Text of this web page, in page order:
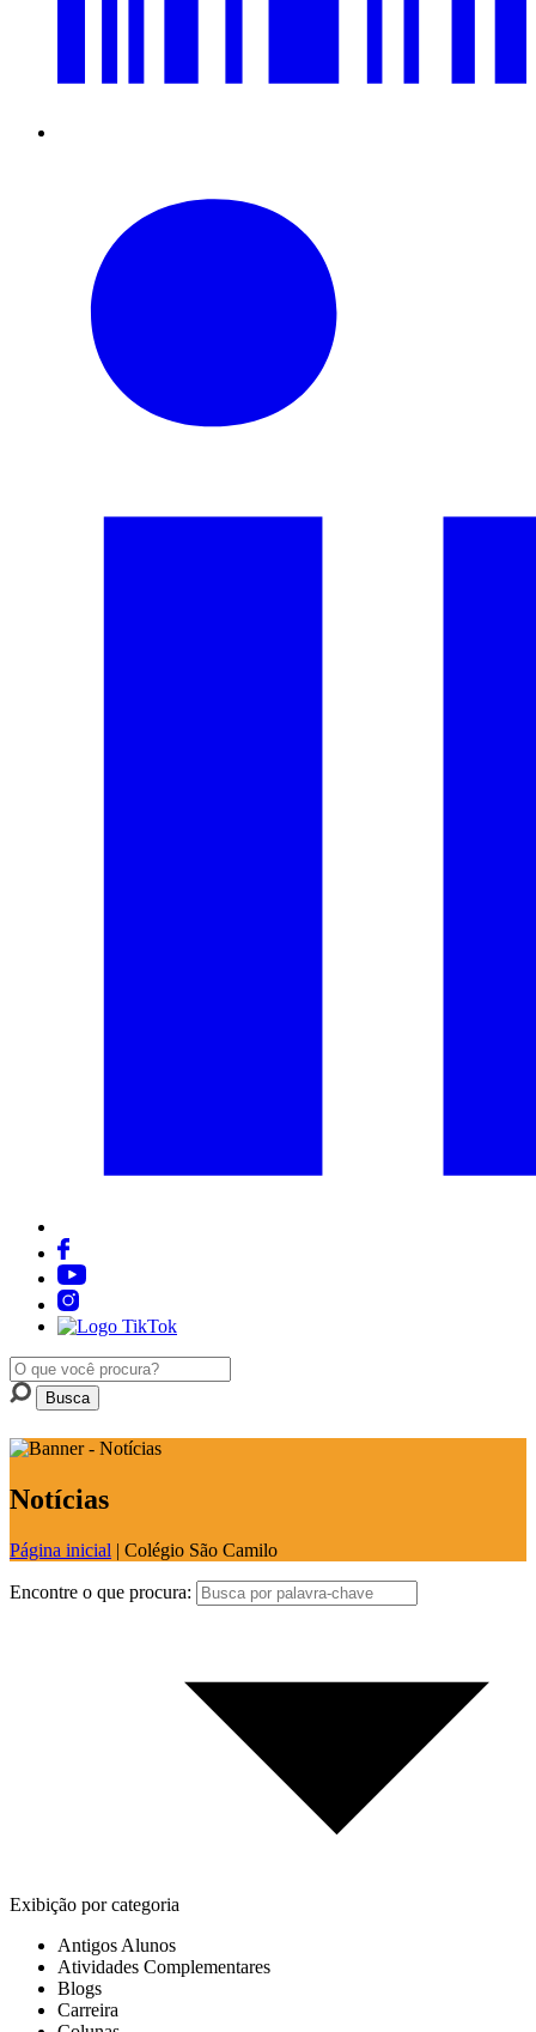
Notícias
Página inicial | Colégio São Camilo
Encontre o que procura:
Exibição por categoria
Antigos Alunos
Atividades Complementares
Blogs
Carreira